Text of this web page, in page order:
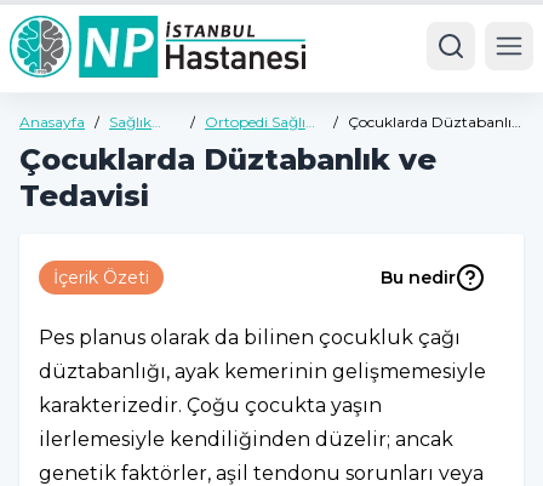
Anasayfa / Sağlık
/
Ortopedi Sağlık
/
Çocuklarda Düztabanlık
Çocuklarda Düztabanlık ve
Tedavisi
İçerik Özeti Bu nedir
Pes planus olarak da bilinen çocukluk çağı
düztabanlığı, ayak kemerinin gelişmemesiyle
karakterizedir. Çoğu çocukta yaşın
ilerlemesiyle kendiliğinden düzelir; ancak
genetik faktörler, aşil tendonu sorunları veya